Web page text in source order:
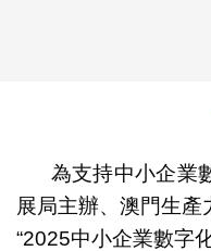
為支持中小企業
展局主辦、澳門生
“2025中小企業數字